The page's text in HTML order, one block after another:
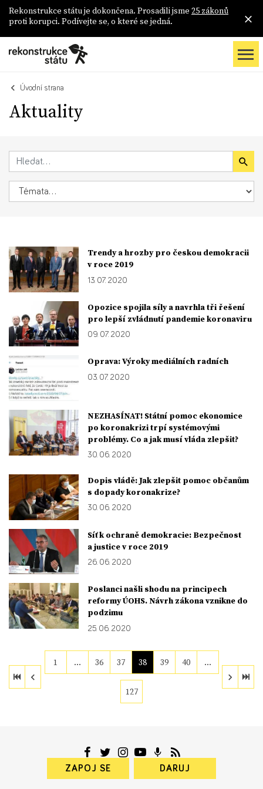
Rekonstrukce státu je dokončena. Prosadili jsme 25 zákonů
proti korupci. Podívejte se, o které se jedná.
Úvodní strana
Aktuality
Trendy a hrozby pro českou demokracii
v roce 2019
13. 07. 2020
Opozice spojila síly a navrhla tři řešení
pro lepší zvládnutí pandemie koronaviru
09. 07. 2020
Oprava: Výroky mediálních radních
03. 07. 2020
NEZHASÍNAT! Státní pomoc ekonomice
po koronakrizi trpí systémovými
problémy. Co a jak musí vláda zlepšit?
30. 06. 2020
Dopis vládě: Jak zlepšit pomoc občanům
s dopady koronakrize?
30. 06. 2020
Síť k ochraně demokracie: Bezpečnost
a justice v roce 2019
26. 06. 2020
Poslanci našli shodu na principech
reformy ÚOHS. Návrh zákona vznikne do
podzimu
25. 06. 2020
1 … 36 37 38 39 40 …
127
ZAPOJ SE DARUJ